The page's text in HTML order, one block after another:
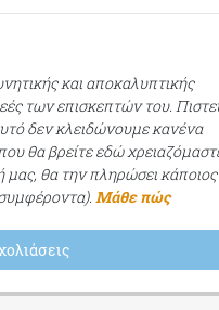
και αποκαλυπτικής
των επισκεπτών του.
δεν κλειδώνουμε κανένα
θα βρείτε εδώ
θα την πληρώσει κάποιος
Μάθε πώς